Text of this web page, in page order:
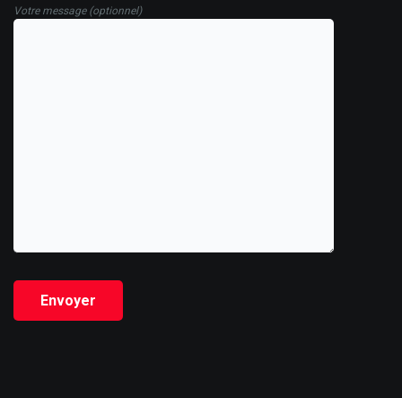
Votre message (optionnel)